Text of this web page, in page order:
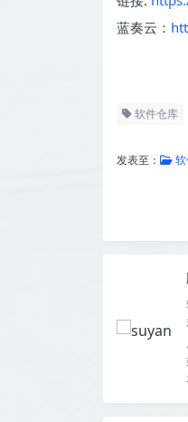
蓝奏云：
软件仓库
发表至：